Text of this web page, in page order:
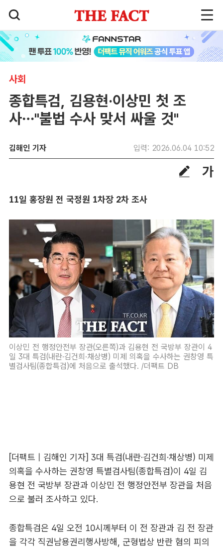
사회
종합특검, 김용현·이상민 첫 조
사…"불법 수사 맞서 싸울 것"
김해인 기자 입력: 2026.06.04 10:52
11일 홍장원 전 국정원 1차장 2차 조사
이상민 전 행정안전부 장관(오른쪽)과 김용현 전 국방부 장관이 4
일 3대 특검(내란·김건희·채상병) 미제 의혹을 수사하는 권창영 특
별검사팀(종합특검)에 처음으로 출석했다. /더팩트 DB
[더팩트 | 김해인 기자] 3대 특검(내란·김건희·채상병) 미제
의혹을 수사하는 권창영 특별검사팀(종합특검)이 4일 김
용현 전 국방부 장관과 이상민 전 행정안전부 장관을 처음
으로 불러 조사하고 있다.
종합특검은 4일 오전 10시께부터 이 전 장관과 김 전 장관
을 각각 직권남용권리행사방해, 군형법상 반란 혐의 피의